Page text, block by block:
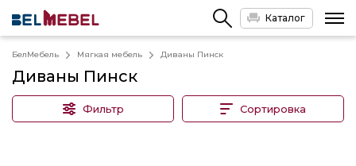
Каталог
БелМебель Мягкая мебель Диваны Пинск
Диваны Пинск
Фильтр Сортировка